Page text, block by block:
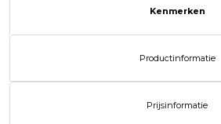
Kenmerken
Productinformatie
Prijsinformatie